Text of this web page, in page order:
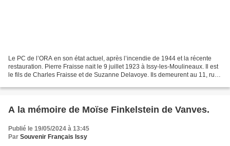
Le PC de l’ORA en son état actuel, après l’incendie de 1944 et la récente
restauration. Pierre Fraisse nait le 9 juillet 1923 à Issy-les-Moulineaux. Il est
le fils de Charles Fraisse et de Suzanne Delavoye. Ils demeurent au 11, rue
A la mémoire de Moïse Finkelstein de Vanves.
Publié le 19/05/2024 à 13:45
Par Souvenir Français Issy